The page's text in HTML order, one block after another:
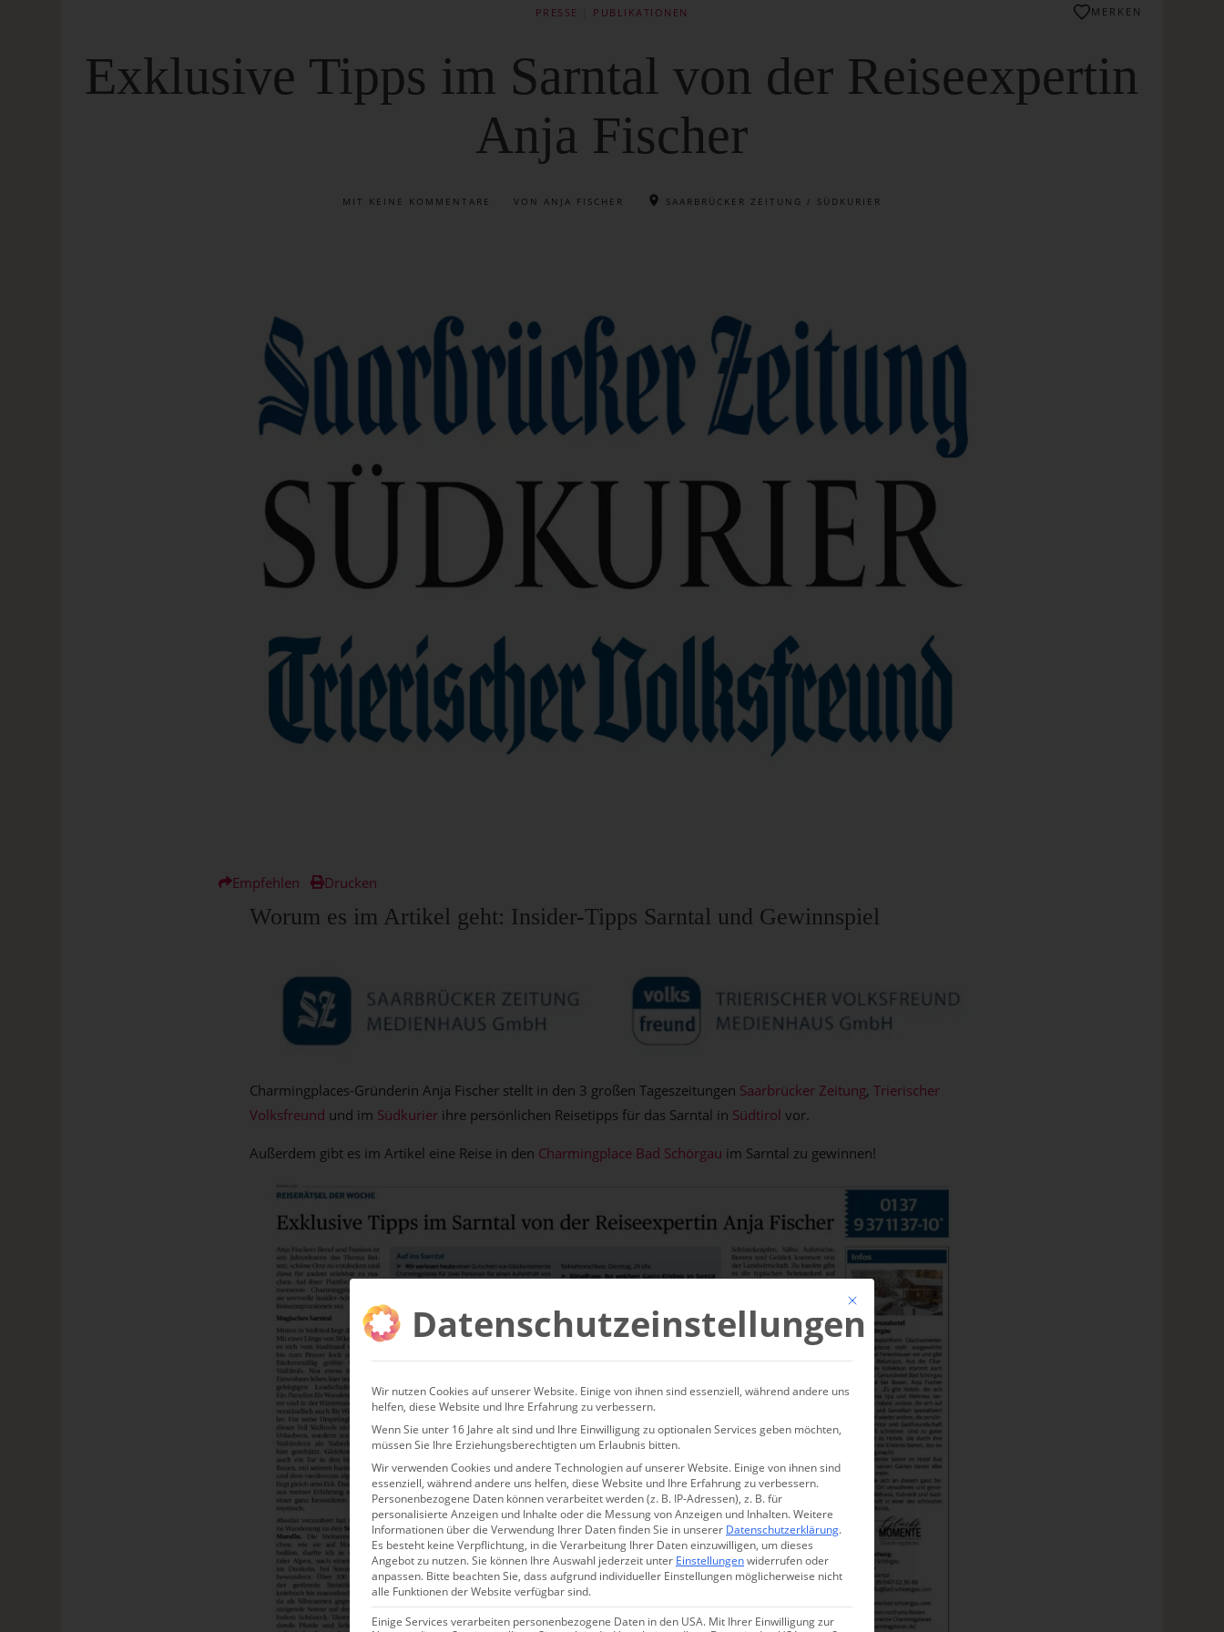
PRESSE PUBLIKATIONEN
Exklusive Tipps im Sarntal von der Reiseexpertin
Anja Fischer
MIT KEINE KOMMENTARE VON ANJA FISCHER SAARBRÜCKER ZEITUNG / SÜDKURIER
MERKEN
Empfehlen Drucken
Worum es im Artikel geht: Insider-Tipps Sarntal und Gewinnspiel
Charmingplaces-Gründerin Anja Fischer stellt in den 3 großen Tageszeitungen Saarbrücker Zeitung,Trierischer
Volksfreund und im Südkurier ihre persönlichen Reisetipps für das Sarntal in Südtirol vor.
Außerdem gibt es im Artikel eine Reise in den Charmingplace Bad Schörgau im Sarntal zu gewinnen!
Mit diesem Button wird der Dialog geschlossen. Seine Funktionalität ist
Datenschutzeinstellungen
Wir nutzen Cookies auf unserer Website. Einige von ihnen sind essenziell, während andere uns
helfen, diese Website und Ihre Erfahrung zu verbessern.
Wenn Sie unter 16 Jahre alt sind und Ihre Einwilligung zu optionalen Services geben möchten,
müssen Sie Ihre Erziehungsberechtigten um Erlaubnis bitten.
Wir verwenden Cookies und andere Technologien auf unserer Website. Einige von ihnen sind
essenziell, während andere uns helfen, diese Website und Ihre Erfahrung zu verbessern.
Personenbezogene Daten können verarbeitet werden (z. B. IP-Adressen), z. B. für
personalisierte Anzeigen und Inhalte oder die Messung von Anzeigen und Inhalten.Weitere
Informationen über die Verwendung Ihrer Daten finden Sie in unserer Datenschutzerklärung.
Es besteht keine Verpflichtung, in die Verarbeitung Ihrer Daten einzuwilligen, um dieses
Angebot zu nutzen.Sie können Ihre Auswahl jederzeit unter Einstellungenwiderrufen oder
anpassen. Bitte beachten Sie, dass aufgrund individueller Einstellungen möglicherweise nicht
alle Funktionen der Website verfügbar sind.
Einige Services verarbeiten personenbezogene Daten in den USA. Mit Ihrer Einwilligung zur